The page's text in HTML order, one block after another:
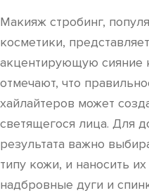
Макияж стробинг,
косметики,
акцентирующую сияние
отмечают, что
хайлайтеров может
светящегося лица. Для
результата важно
типу кожи, и наносить
надбровные дуги и